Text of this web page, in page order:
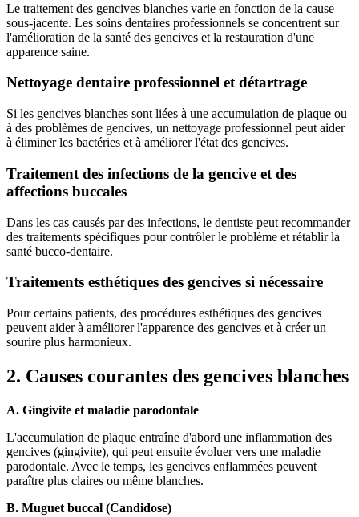
Le traitement des gencives blanches varie en fonction de la cause
sous-jacente. Les soins dentaires professionnels se concentrent sur
l'amélioration de la santé des gencives et la restauration d'une
apparence saine.
Nettoyage dentaire professionnel et détartrage
Si les gencives blanches sont liées à une accumulation de plaque ou
à des problèmes de gencives, un nettoyage professionnel peut aider
à éliminer les bactéries et à améliorer l'état des gencives.
Traitement des infections de la gencive et des
affections buccales
Dans les cas causés par des infections, le dentiste peut recommander
des traitements spécifiques pour contrôler le problème et rétablir la
santé bucco-dentaire.
Traitements esthétiques des gencives si nécessaire
Pour certains patients, des procédures esthétiques des gencives
peuvent aider à améliorer l'apparence des gencives et à créer un
sourire plus harmonieux.
2. Causes courantes des gencives blanches
A. Gingivite et maladie parodontale
L'accumulation de plaque entraîne d'abord une inflammation des
gencives (gingivite), qui peut ensuite évoluer vers une maladie
parodontale. Avec le temps, les gencives enflammées peuvent
paraître plus claires ou même blanches.
B. Muguet buccal (Candidose)